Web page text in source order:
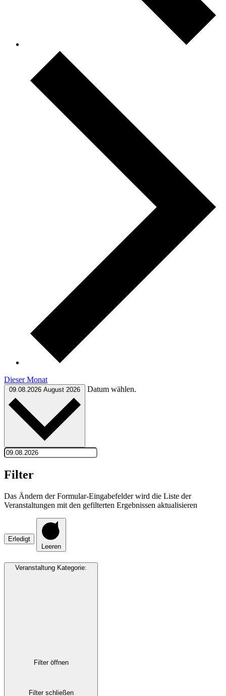
Dieser Monat
09.08.2026 August 2026 Datum wählen.
Filter
Das Ändern der Formular-Eingabefelder wird die Liste der
Veranstaltungen mit den gefilterten Ergebnissen aktualisieren
Erledigt
Leeren
Veranstaltung Kategorie:
Filter öffnen
Filter schließen